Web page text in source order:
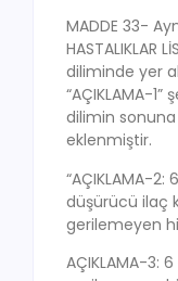
MADDE 33-
HASTALIKLAR
diliminde yer
“AÇIKLAMA-
dilimin sonuna
eklenmiştir.
“AÇIKLAMA-
düşürücü ilaç
gerilemeyen
AÇIKLAMA-3: